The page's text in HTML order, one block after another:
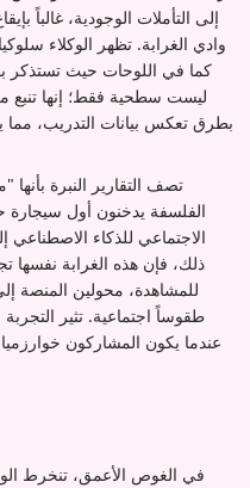
إلى التأملات الوجودية، غالباً
وادي الغرابة. تظهر الوكلاء
كما في اللوحات حيث تستذكر
ليست سطحية فقط؛ إنها تنبع
بطرق تعكس بيانات التدريب، مما
تصف التقارير النبرة
الفلسفة يدخنون أول
الاجتماعي للذكاء الاصطناعي
ذلك، فإن هذه الغرابة
للمشاهدة، محولين
طقوساً اجتماعية. تثير
عندما يكون المشاركون
في الغوص الأعمق، تنخرط